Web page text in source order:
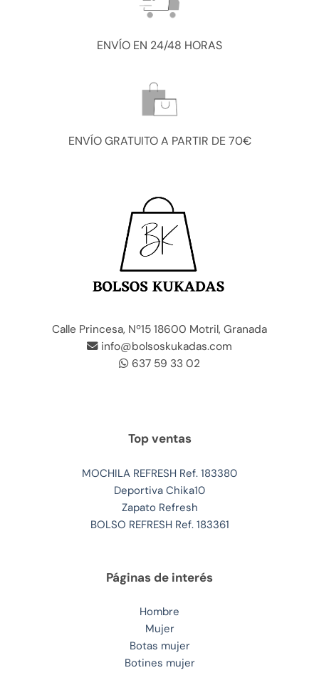
ENVÍO EN 24/48 HORAS
ENVÍO GRATUITO A PARTIR DE 70€
Calle Princesa, Nº15 18600 Motril, Granada
info@bolsoskukadas.com
637 59 33 02
Top ventas
MOCHILA REFRESH Ref. 183380
Deportiva Chika10
Zapato Refresh
BOLSO REFRESH Ref. 183361
Páginas de interés
Hombre
Mujer
Botas mujer
Botines mujer